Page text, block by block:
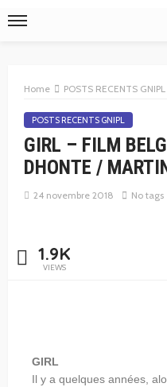
Home POSTS RECENTS GNIPL
POSTS RECENTS GNIPL
GIRL – FILM
DHONTE /
24 novembre 2018 No tags
1.9K
VIEWS
GIRL
Il y a quelques années,